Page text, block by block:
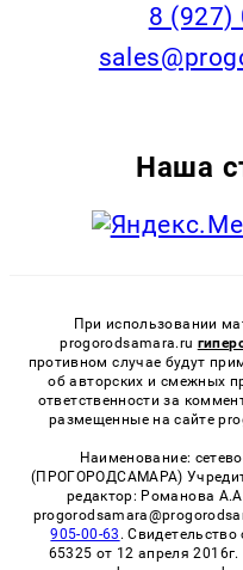
8 (927)
Наша
При использовании
progorodsamara.ru
противном случае будут
об авторских и смежных
ответственности за
размещенные на сайте
Наименование:
(ПРОГОРОДСАМАРА)
редактор: Романова
905-00-63 .
65325 от 12 апреля